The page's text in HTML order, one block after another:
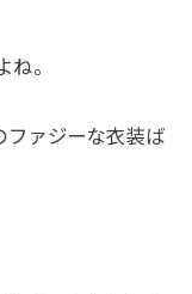
。
ファジーな衣装ば